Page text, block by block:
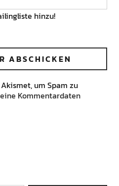
hinzu!
um Spam zu
Kommentardaten